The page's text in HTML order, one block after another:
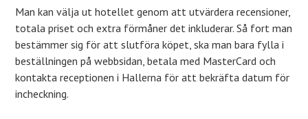
Man kan välja ut hotellet genom att utvärdera recensioner,
totala priset och extra förmåner det inkluderar. Så fort man
bestämmer sig för att slutföra köpet, ska man bara fylla i
beställningen på webbsidan, betala med MasterCard och
kontakta receptionen i Hallerna för att bekräfta datum för
incheckning.